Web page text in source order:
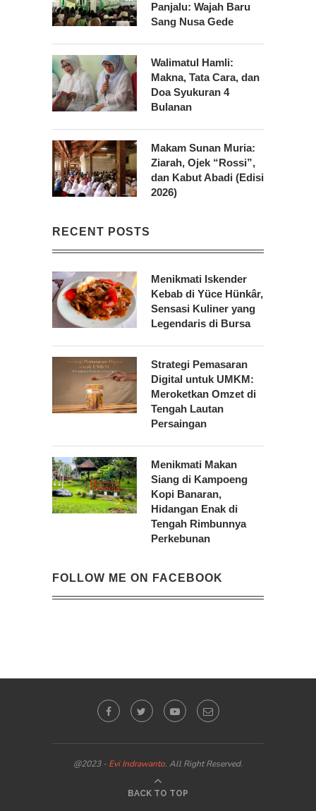
Panjalu: Wajah Baru
Sang Nusa Gede
Walimatul Hamli:
Makna, Tata Cara, dan
Doa Syukuran 4
Bulanan
Makam Sunan Muria:
Ziarah, Ojek “Rossi”,
dan Kabut Abadi (Edisi
2026)
RECENT POSTS
Menikmati Iskender
Kebab di Yüce Hünkâr,
Sensasi Kuliner yang
Legendaris di Bursa
Strategi Pemasaran
Digital untuk UMKM:
Meroketkan Omzet di
Tengah Lautan
Persaingan
Menikmati Makan
Siang di Kampoeng
Kopi Banaran,
Hidangan Enak di
Tengah Rimbunnya
Perkebunan
FOLLOW ME ON FACEBOOK
@2023 - Evi Indrawanto. All Right Reserved.
BACK TO TOP